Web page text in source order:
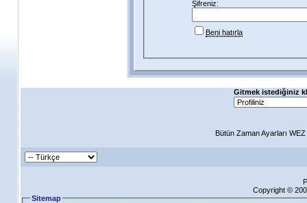
Şifreniz:
Beni hatırla
Gitmek istediğiniz
Bütün Zaman Ayarları
Copyright ©
Sitemap